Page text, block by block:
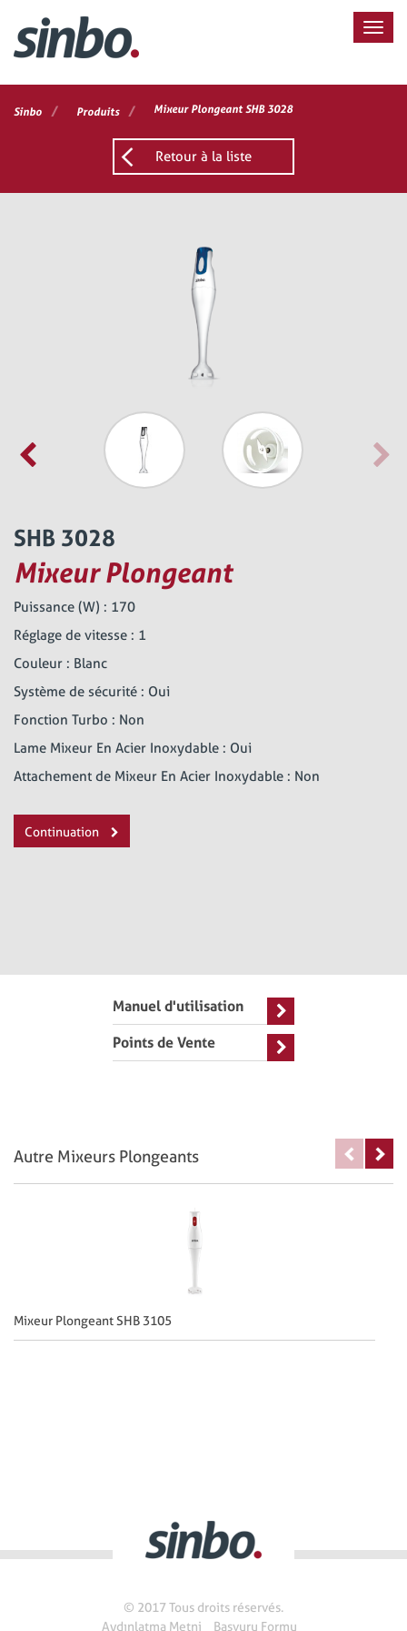
Sinbo / Produits / Mixeur Plongeant SHB 3028
Retour à la liste
SHB 3028
Mixeur Plongeant
Puissance (W) : 170
Réglage de vitesse : 1
Couleur : Blanc
Système de sécurité : Oui
Fonction Turbo : Non
Lame Mixeur En Acier Inoxydable : Oui
Attachement de Mixeur En Acier Inoxydable : Non
Continuation
Manuel d'utilisation
Points de Vente
Autre Mixeurs Plongeants
Mixeur Plongeant SHB 3105
© 2017 Tous droits réservés.
Aydınlatma Metni
Başvuru Formu